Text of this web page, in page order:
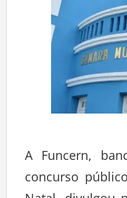
Deixe um
A Funcern,
concurso